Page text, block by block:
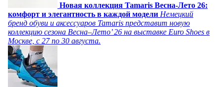
Новая коллекция Tamaris Весна-Лето 26:
комфорт и элегантность в каждой модели Немецкий
бренд обуви и аксессуаров Tamaris представит новую
коллекцию сезона Весна–Лето’ 26 на выставке Euro Shoes в
Москве, с 27 по 30 августа.